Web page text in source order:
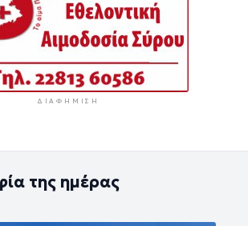
ΔΙΑΦΉΜΙΣΗ
της ημέρας